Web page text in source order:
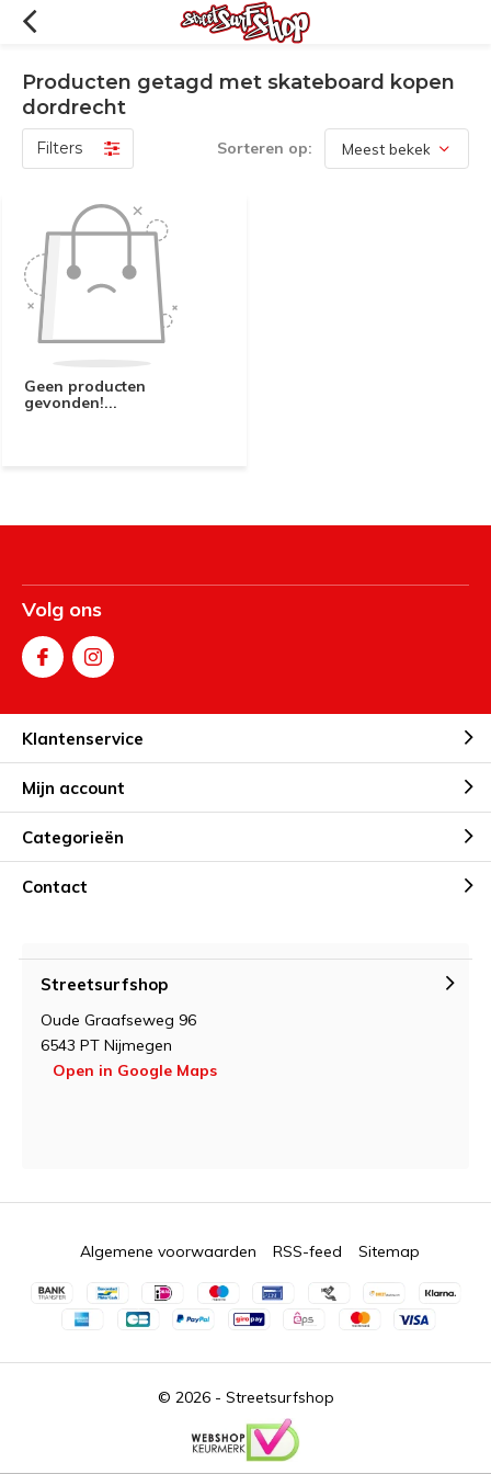
Producten getagd met skateboard kopen
dordrecht
Filters Sorteren op:
Geen producten
gevonden!...
Volg ons
Klantenservice
Mijn account
Categorieën
Contact
Streetsurfshop
Oude Graafseweg 96
6543 PT Nijmegen
Open in Google Maps
© 2026 - Streetsurfshop
Algemene voorwaarden RSS-feed Sitemap